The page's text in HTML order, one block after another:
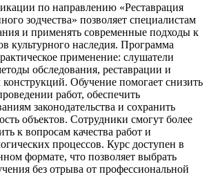
по направлению «Реставрация
зодчества» позволяет специалистам
и применять современные подходы к
культурного наследия. Программа
применение: слушатели
обследования, реставрации и
Обучение помогает снизить
работ, обеспечить
законодательства и сохранить
объектов. Сотрудники смогут более
к вопросам качества работ и
процессов. Курс доступен в
формате, что позволяет выбрать
без отрыва от профессиональной